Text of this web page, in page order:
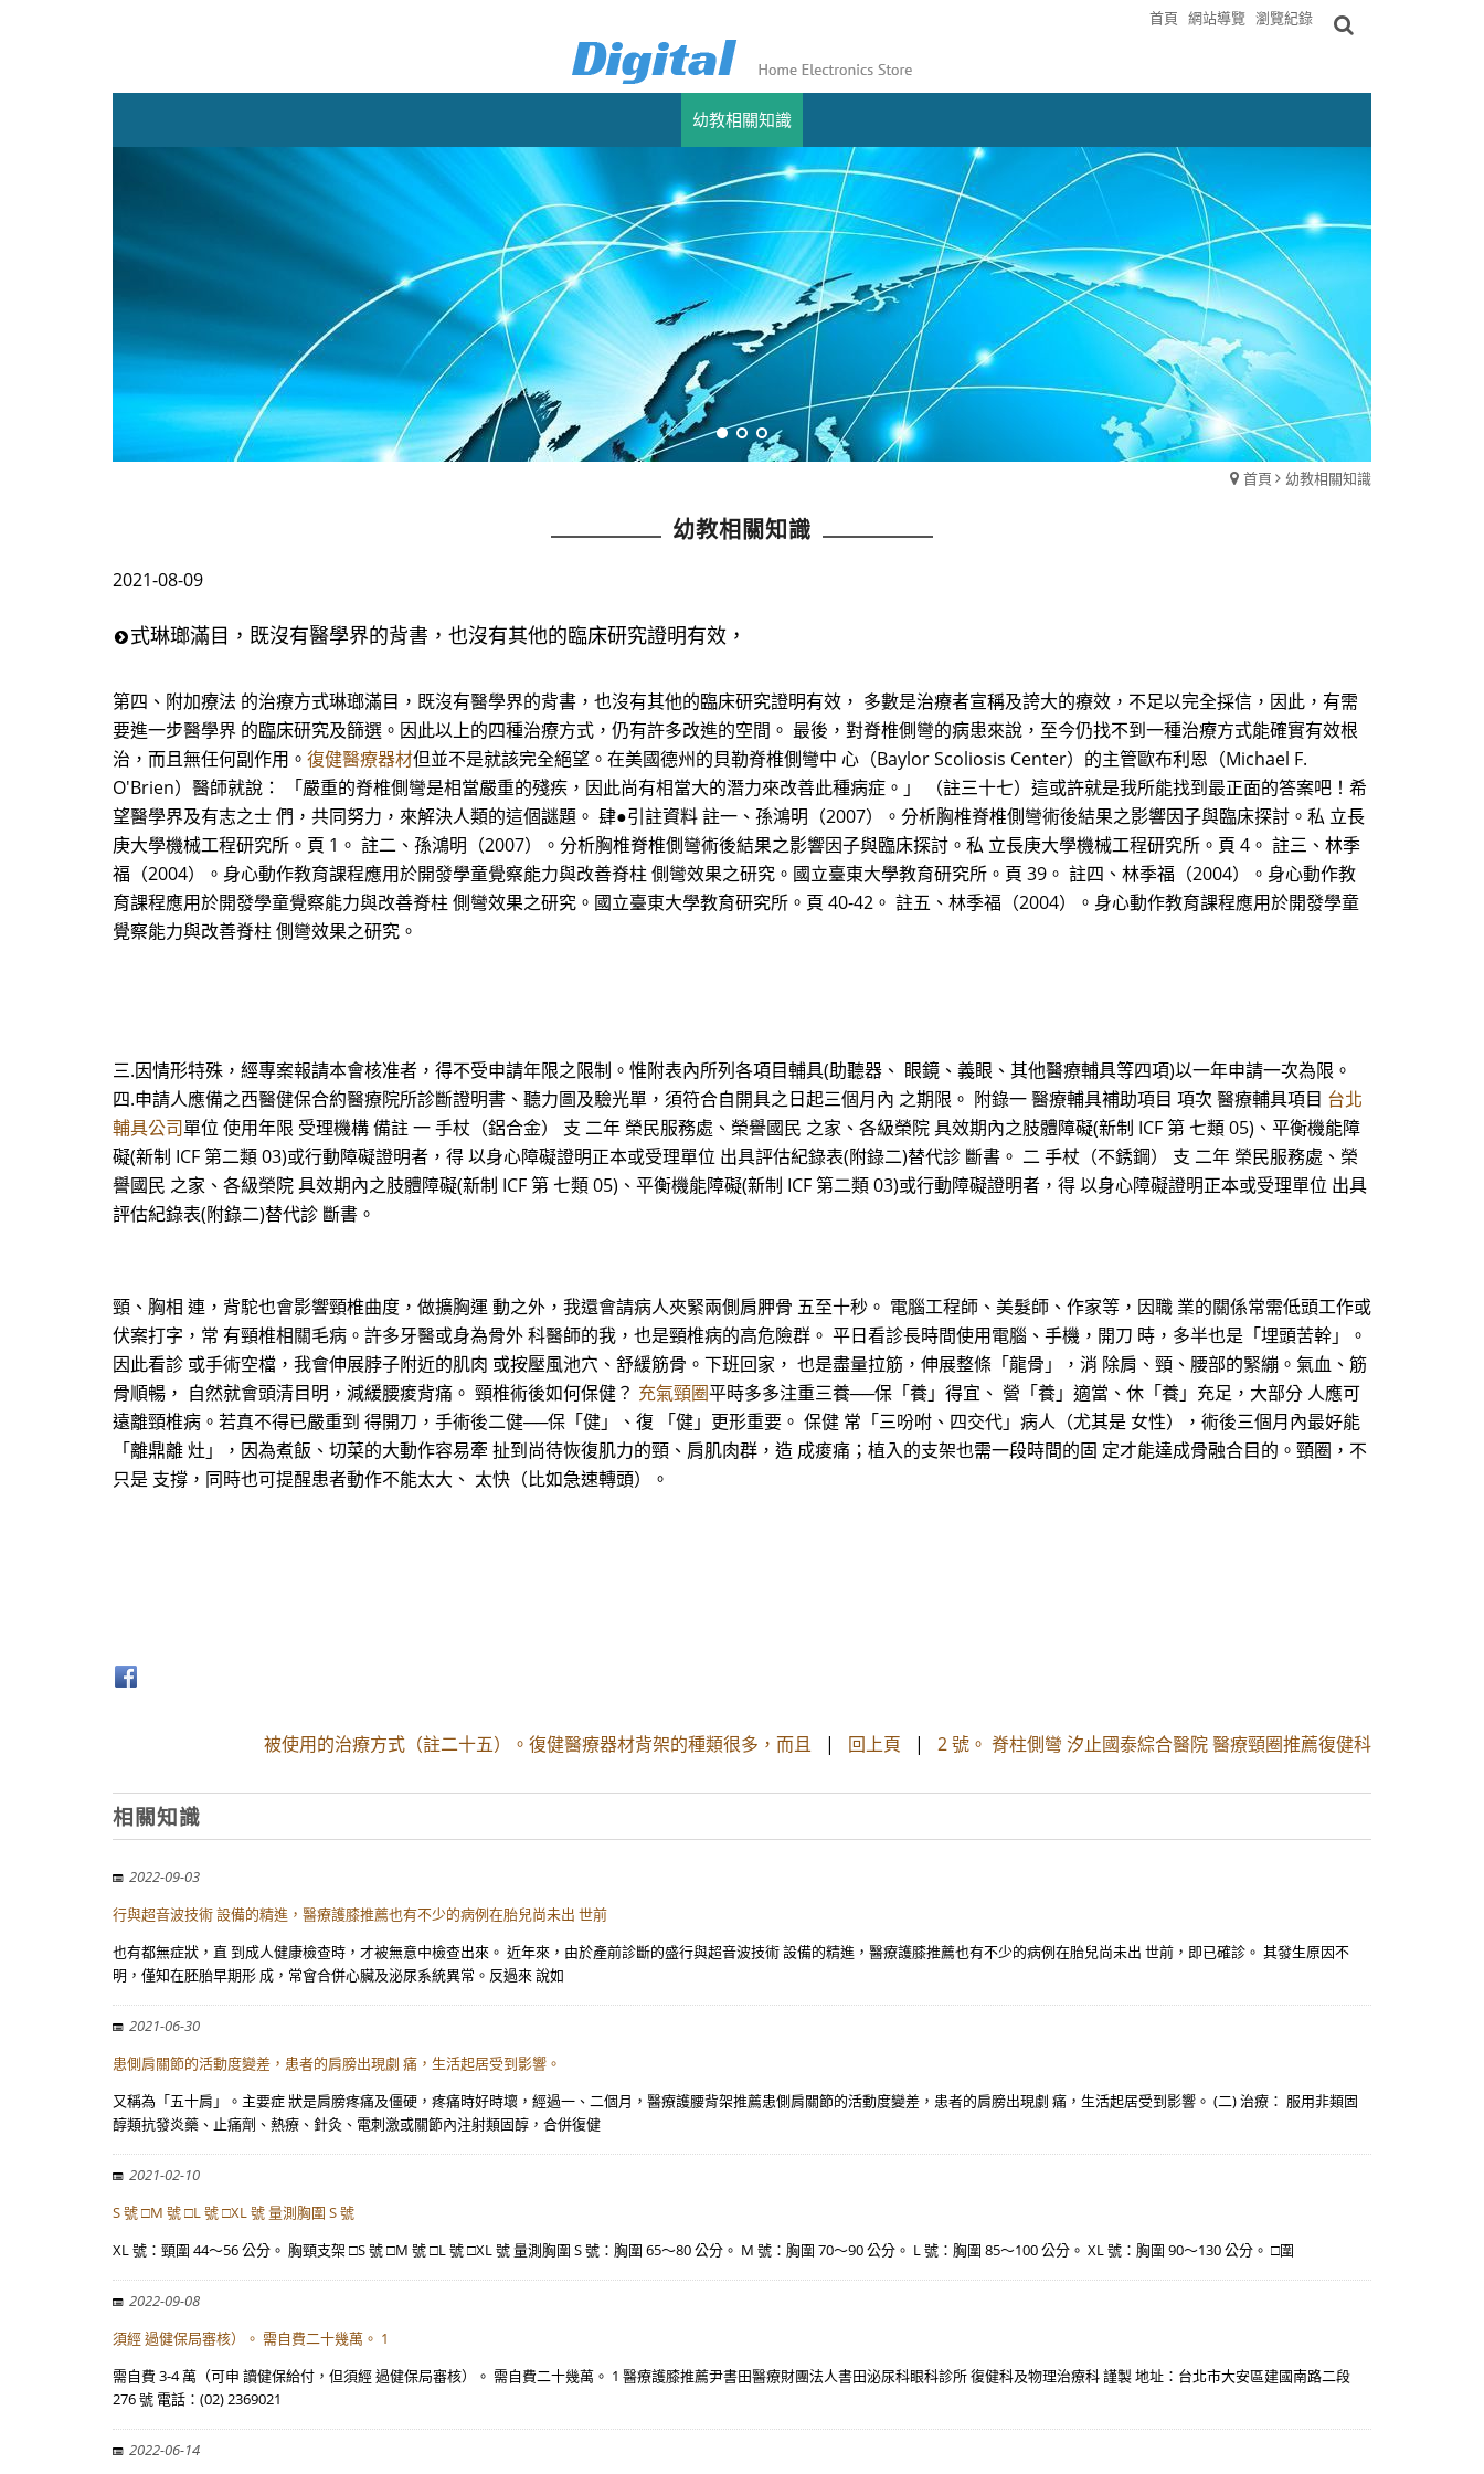
首頁 網站導覽 瀏覽紀錄
幼教相關知識
首頁 幼教相關知識
幼教相關知識
2021-08-09
式琳瑯滿目，既沒有醫學界的背書，也沒有其他的臨床研究證明有效，
第四、附加療法 的治療方式琳瑯滿目，既沒有醫學界的背書，也沒有其他的臨床研究證明有效， 多數是治療者宣稱及誇大的療效，不足以完全採信，因此，有需
要進一步醫學界 的臨床研究及篩選。因此以上的四種治療方式，仍有許多改進的空間。 最後，對脊椎側彎的病患來說，至今仍找不到一種治療方式能確實有效根
治，而且無任何副作用。 復健醫療器材但並不是就該完全絕望。在美國德州的貝勒脊椎側彎中 心（Baylor Scoliosis Center）的主管歐布利恩（Michael F.
O'Brien）醫師就說： 「嚴重的脊椎側彎是相當嚴重的殘疾，因此尚有相當大的潛力來改善此種病症。」 （註三十七）這或許就是我所能找到最正面的答案吧！希
望醫學界及有志之士 們，共同努力，來解決人類的這個謎題。 肆●引註資料 註一、孫鴻明（2007）。分析胸椎脊椎側彎術後結果之影響因子與臨床探討。私 立長
庚大學機械工程研究所。頁 1。 註二、孫鴻明（2007）。分析胸椎脊椎側彎術後結果之影響因子與臨床探討。私 立長庚大學機械工程研究所。頁 4。 註三、林季
福（2004）。身心動作教育課程應用於開發學童覺察能力與改善脊柱 側彎效果之研究。國立臺東大學教育研究所。頁 39。 註四、林季福（2004）。身心動作教
育課程應用於開發學童覺察能力與改善脊柱 側彎效果之研究。國立臺東大學教育研究所。頁 40-42。 註五、林季福（2004）。身心動作教育課程應用於開發學童
覺察能力與改善脊柱 側彎效果之研究。
三.因情形特殊，經專案報請本會核准者，得不受申請年限之限制。惟附表內所列各項目輔具(助聽器、 眼鏡、義眼、其他醫療輔具等四項)以一年申請一次為限。
四.申請人應備之西醫健保合約醫療院所診斷證明書、聽力圖及驗光單，須符合自開具之日起三個月內 之期限。 附錄一 醫療輔具補助項目 項次 醫療輔具項目 台北
輔具公司單位 使用年限 受理機構 備註 一 手杖（鋁合金） 支 二年 榮民服務處、榮譽國民 之家、各級榮院 具效期內之肢體障礙(新制 ICF 第 七類 05)、平衡機能障
礙(新制 ICF 第二類 03)或行動障礙證明者，得 以身心障礙證明正本或受理單位 出具評估紀錄表(附錄二)替代診 斷書。 二 手杖（不銹鋼） 支 二年 榮民服務處、榮
譽國民 之家、各級榮院 具效期內之肢體障礙(新制 ICF 第 七類 05)、平衡機能障礙(新制 ICF 第二類 03)或行動障礙證明者，得 以身心障礙證明正本或受理單位 出具
評估紀錄表(附錄二)替代診 斷書。
頸、胸相 連，背駝也會影響頸椎曲度，做擴胸運 動之外，我還會請病人夾緊兩側肩胛骨 五至十秒。 電腦工程師、美髮師、作家等，因職 業的關係常需低頭工作或
伏案打字，常 有頸椎相關毛病。許多牙醫或身為骨外 科醫師的我，也是頸椎病的高危險群。 平日看診長時間使用電腦、手機，開刀 時，多半也是「埋頭苦幹」。
因此看診 或手術空檔，我會伸展脖子附近的肌肉 或按壓風池穴、舒緩筋骨。下班回家， 也是盡量拉筋，伸展整條「龍骨」，消 除肩、頸、腰部的緊繃。氣血、筋
骨順暢， 自然就會頭清目明，減緩腰痠背痛。 頸椎術後如何保健？ 充氣頸圈平時多多注重三養──保「養」得宜、 營「養」適當、休「養」充足，大部分 人應可
遠離頸椎病。若真不得已嚴重到 得開刀，手術後二健──保「健」、復 「健」更形重要。 保健 常「三吩咐、四交代」病人（尤其是 女性），術後三個月內最好能
「離鼎離 灶」，因為煮飯、切菜的大動作容易牽 扯到尚待恢復肌力的頸、肩肌肉群，造 成痠痛；植入的支架也需一段時間的固 定才能達成骨融合目的。頸圈，不
只是 支撐，同時也可提醒患者動作不能太大、 太快（比如急速轉頭）。
被使用的治療方式（註二十五）。復健醫療器材背架的種類很多，而且 | 回上頁 | 2 號。 脊柱側彎 汐止國泰綜合醫院 醫療頸圈推薦復健科
相關知識
2022-09-03
行與超音波技術 設備的精進，醫療護膝推薦也有不少的病例在胎兒尚未出 世前
也有都無症狀，直 到成人健康檢查時，才被無意中檢查出來。 近年來，由於產前診斷的盛行與超音波技術 設備的精進，醫療護膝推薦也有不少的病例在胎兒尚未出 世前，即已確診。 其發生原因不
明，僅知在胚胎早期形 成，常會合併心臟及泌尿系統異常。反過來 說如
2021-06-30
患側肩關節的活動度變差，患者的肩膀出現劇 痛，生活起居受到影響。
又稱為「五十肩」。主要症 狀是肩膀疼痛及僵硬，疼痛時好時壞，經過一、二個月，醫療護腰背架推薦患側肩關節的活動度變差，患者的肩膀出現劇 痛，生活起居受到影響。 (二) 治療： 服用非類固
醇類抗發炎藥、止痛劑、熱療、針灸、電刺激或關節內注射類固醇，合併復健
2021-02-10
S 號 □M 號 □L 號 □XL 號 量測胸圍 S 號
XL 號：頸圍 44～56 公分。 胸頸支架 □S 號 □M 號 □L 號 □XL 號 量測胸圍 S 號：胸圍 65～80 公分。 M 號：胸圍 70～90 公分。 L 號：胸圍 85～100 公分。 XL 號：胸圍 90～130 公分。 □圍
2022-09-08
須經 過健保局審核）。 需自費二十幾萬。 1
需自費 3-4 萬（可申 讀健保給付，但須經 過健保局審核）。 需自費二十幾萬。 1 醫療護膝推薦尹書田醫療財團法人書田泌尿科眼科診所 復健科及物理治療科 謹製 地址：台北市大安區建國南路二段
276 號 電話：(02) 2369021
2022-06-14